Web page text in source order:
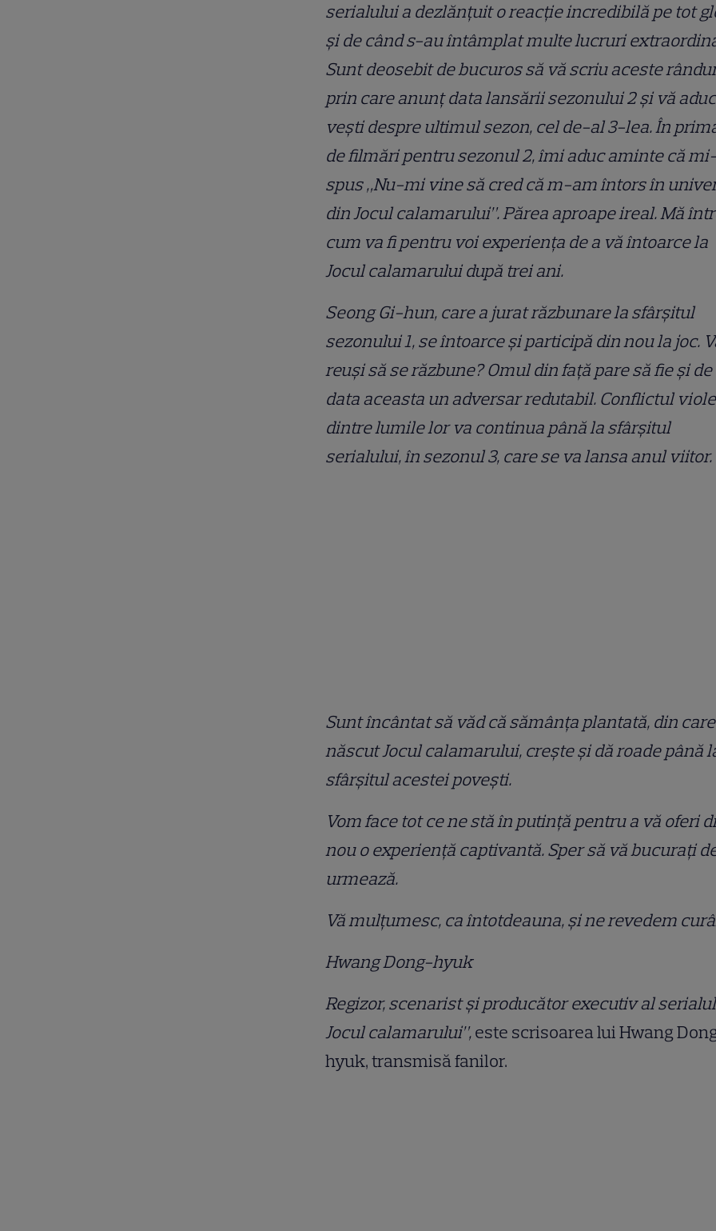
serialului a dezlănțuit o reacție incredibilă pe tot
și de când s-au întâmplat multe lucruri
Sunt deosebit de bucuros să vă scriu aceste
prin care anunț data lansării sezonului 2 și vă aduc
vești despre ultimul sezon, cel de-al 3-lea. În
de filmări pentru sezonul 2, îmi aduc aminte că
spus „Nu-mi vine să cred că m-am întors în
din Jocul calamarului”. Părea aproape ireal. Mă
cum va fi pentru voi experiența de a vă întoarce la
Jocul calamarului după trei ani.
Seong Gi-hun, care a jurat răzbunare la sfârşitul
sezonului 1, se întoarce și participă din nou la joc.
reuşi să se răzbune? Omul din față pare să fie și de
data aceasta un adversar redutabil. Conflictul
dintre lumile lor va continua până la sfârşitul
serialului, în sezonul 3, care se va lansa anul viitor.
Sunt încântat să văd că sămânța plantată, din
născut Jocul calamarului, crește și dă roade până
sfârșitul acestei poveşti.
Vom face tot ce ne stă în putință pentru a vă oferi
nou o experiență captivantă. Sper să vă bucurați
urmează.
Vă mulțumesc, ca întotdeauna, și ne revedem
Hwang Dong-hyuk
Regizor, scenarist şi producător executiv al
Jocul calamarului”,este scrisoarea lui Hwang
hyuk, transmisă fanilor.